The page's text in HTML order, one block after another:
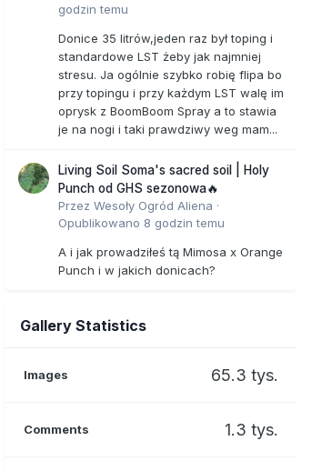
godzin temu
Donice 35 litrów,jeden raz był toping i
standardowe LST żeby jak najmniej
stresu. Ja ogólnie szybko robię flipa bo
przy topingu i przy każdym LST walę im
oprysk z BoomBoom Spray a to stawia
je na nogi i taki prawdziwy weg mam...
Living Soil Soma's sacred soil | Holy
Punch od GHS sezonowa🔥
Przez Wesoły Ogród Aliena ·
Opublikowano 8 godzin temu
A i jak prowadziłeś tą Mimosa x Orange
Punch i w jakich donicach?
Gallery Statistics
Images 65.3 tys.
Comments 1.3 tys.